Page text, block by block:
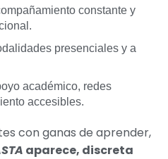
constante y
presenciales y a
académico, redes
accesibles.
con ganas de aprender,
aparece, discreta